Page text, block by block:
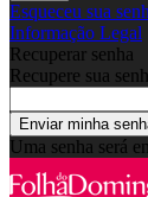
Esqueceu sua
Informação Legal
Recuperar senha
Recupere sua
Uma senha será